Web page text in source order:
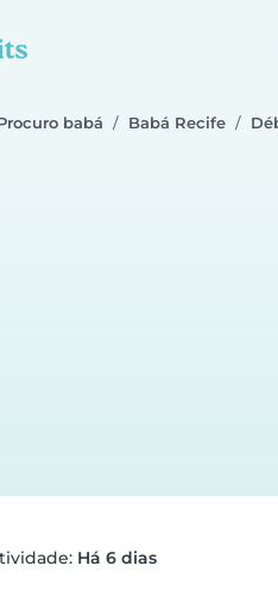
babá Babá Recife
Há 6 dias